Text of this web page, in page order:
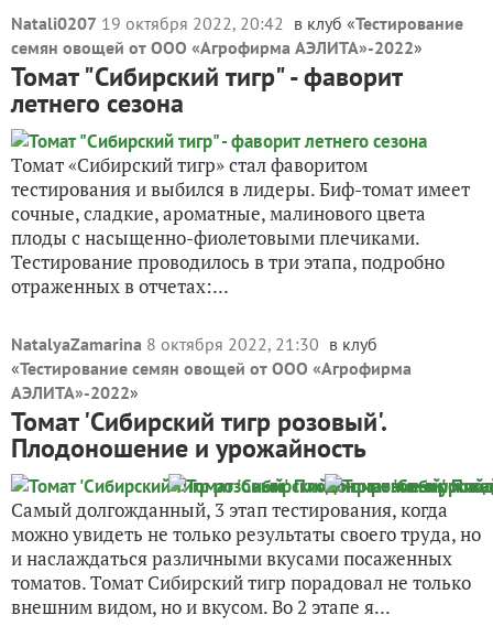
Natali0207 19 октября 2022, 20:42 в клуб «Тестирование
семян овощей от ООО «Агрофирма АЭЛИТА»-2022»
Томат "Сибирский тигр" - фаворит
летнего сезона
Томат «Сибирский тигр» стал фаворитом
тестирования и выбился в лидеры. Биф-томат имеет
сочные, сладкие, ароматные, малинового цвета
плоды с насыщенно-фиолетовыми плечиками.
Тестирование проводилось в три этапа, подробно
отраженных в отчетах:...
NatalyaZamarina 8 октября 2022, 21:30 в клуб
«Тестирование семян овощей от ООО «Агрофирма
АЭЛИТА»-2022»
Томат 'Сибирский тигр розовый'.
Плодоношение и урожайность
Самый долгожданный, 3 этап тестирования, когда
можно увидеть не только результаты своего труда, но
и наслаждаться различными вкусами посаженных
томатов. Томат Сибирский тигр порадовал не только
внешним видом, но и вкусом. Во 2 этапе я...